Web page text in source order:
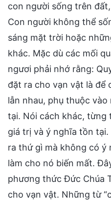
con người sống trên
Con người không thể
sáng mặt trời hoặc
khác. Mặc dù các mối
ngươi phải nhớ rằng:
đặt ra cho vạn vật là để
lẫn nhau, phụ thuộc
tại. Nói cách khác, từng
giá trị và ý nghĩa tồn
ra thứ gì mà không có ý
làm cho nó biến mất.
phương thức Đức Chúa
cho vạn vật. Những từ